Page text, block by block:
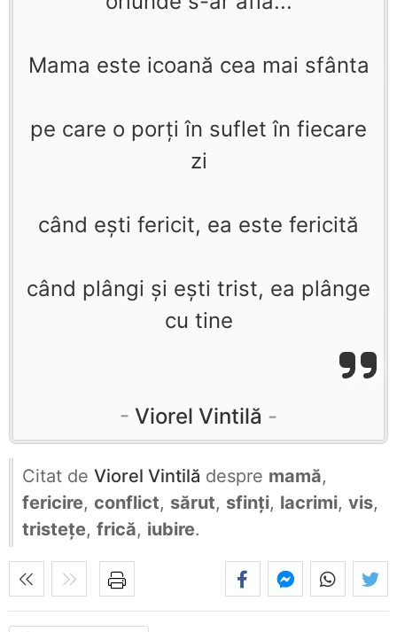
Mama este icoană cea mai sfânta
pe care o porţi în suflet în fiecare
zi
când eşti fericit, ea este fericită
când plângi şi eşti trist, ea plânge
cu tine
Viorel Vintilă
Citat de Viorel Vintilă despre mamă,
fericire, conflict, sărut, sfinți, lacrimi, vis,
tristețe, frică, iubire.